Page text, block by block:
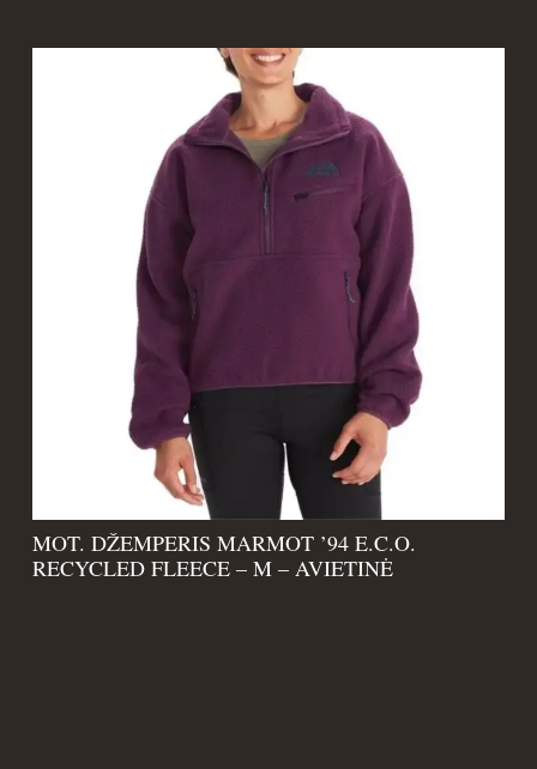
MOT. DŽEMPERIS MARMOT ’94 E.C.O.
RECYCLED FLEECE – M – AVIETINĖ